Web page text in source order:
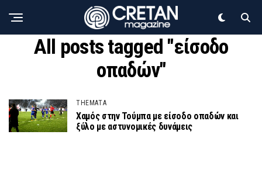
All posts tagged "είσοδο
οπαδών"
THEMATA
Χαμός στην Τούμπα με είσοδο οπαδών και
ξύλο με αστυνομικές δυνάμεις